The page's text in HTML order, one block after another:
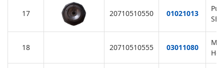
17 20710510550 01021013
SB/
18 20710510555 03011080